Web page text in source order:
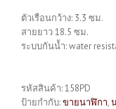
ตัวเรือนกว้าง: 3.3 ซม.
สายยาว 18.5 ซม.
ระบบกันน้ำ: water
รหัสสินค้า:158PD
ป้ายกำกับ:ขายนาฬิกา,